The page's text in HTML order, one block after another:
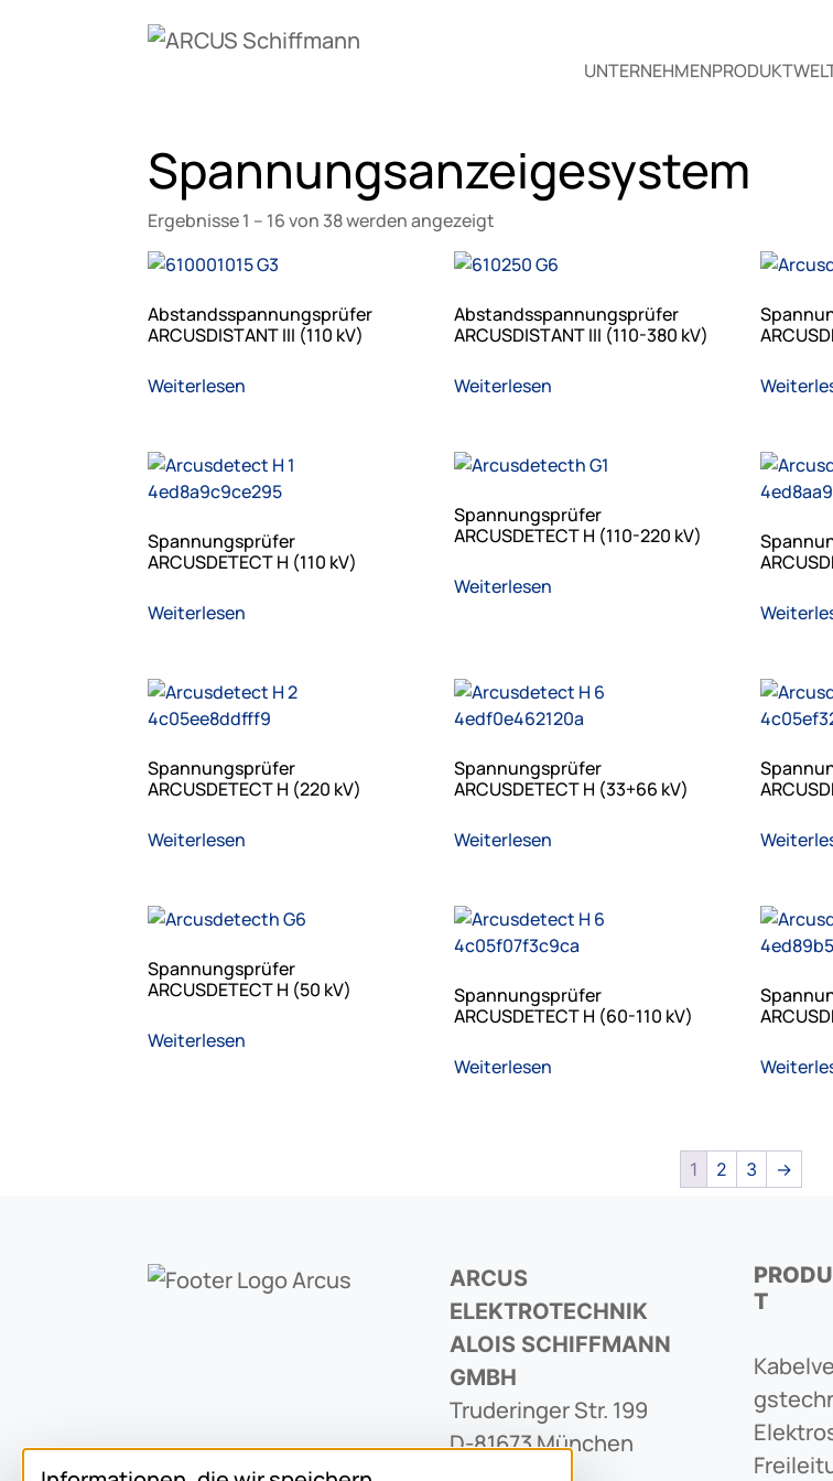
UNTERNEHMEN
Spannungsanzeigesystem
Ergebnisse 1 – 16 von 38 werden angezeigt
Abstandsspannungsprüfer
ARCUSDISTANT III (110 kV)
Weiterlesen
Abstandsspannungsprüfer
ARCUSDISTANT III (110-380 kV)
Weiterlesen
Spannungsprüfer
ARCUSDETECT H (110 kV)
Weiterlesen
Spannungsprüfer
ARCUSDETECT H (110-220 kV)
Weiterlesen
Spannungsprüfer
ARCUSDETECT H (220 kV)
Weiterlesen
Spannungsprüfer
ARCUSDETECT H (33+66 kV)
Weiterlesen
Spannungsprüfer
ARCUSDETECT H (50 kV)
Weiterlesen
Spannungsprüfer
ARCUSDETECT H (60-110 kV)
Weiterlesen
1 2 3 →
ARCUS
ELEKTROTECHNIK
ALOIS SCHIFFMANN
GMBH
Truderinger Str. 199
D-81673 München
T